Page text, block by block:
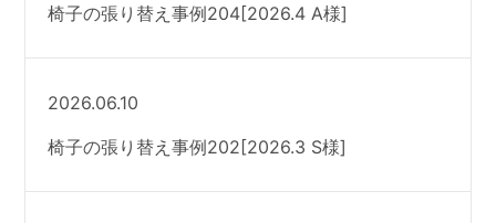
椅子の張り替え事例204[2026.4 A様]
2026.06.10
椅子の張り替え事例202[2026.3 S様]